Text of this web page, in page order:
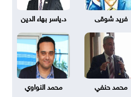
فريد شوقى د.ياسر بهاء الدين
محمد حنفي محمد النواوي